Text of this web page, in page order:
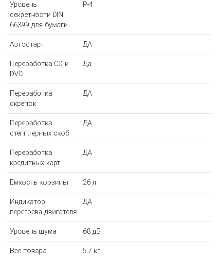
Уровень
секретности DIN
66399 для бумаги
P-4
Автостарт ДА
Переработка CD и
DVD
Да
Переработка
скрепок
ДА
Переработка
степплерных скоб
ДА
Переработка
кредитных карт
ДА
Емкость корзины 26 л
Индикатор
перегрева двигателя
ДА
Уровень шума 68 дБ
Вес товара 5.7 кг